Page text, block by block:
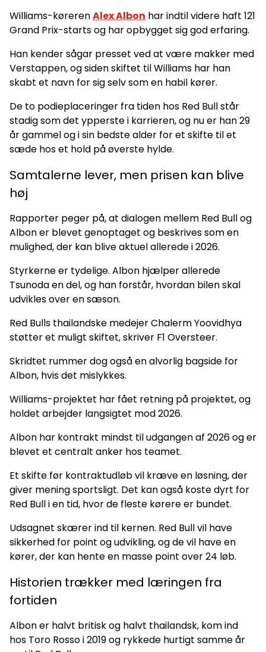
Williams-kørerenAlex Albon har indtil videre haft 121
Grand Prix-starts og har opbygget sig god erfaring.
Han kender sågar presset ved at være makker med
Verstappen, og siden skiftet til Williams har han
skabt et navn for sig selv som en habil kører.
De to podieplaceringer fra tiden hos Red Bull står
stadig som det ypperste i karrieren, og nu er han 29
år gammel og i sin bedste alder for et skifte til et
sæde hos et hold på øverste hylde.
Samtalerne lever, men prisen kan blive
høj
Rapporter peger på, at dialogen mellem Red Bull og
Albon er blevet genoptaget og beskrives som en
mulighed, der kan blive aktuel allerede i 2026.
Styrkerne er tydelige. Albon hjælper allerede
Tsunoda en del, og han forstår, hvordan bilen skal
udvikles over en sæson.
Red Bulls thailandske medejer Chalerm Yoovidhya
støtter et muligt skiftet, skriver F1 Oversteer.
Skridtet rummer dog også en alvorlig bagside for
Albon, hvis det mislykkes.
Williams-projektet har fået retning på projektet, og
holdet arbejder langsigtet mod 2026.
Albon har kontrakt mindst til udgangen af 2026 og er
blevet et centralt anker hos teamet.
Et skifte før kontraktudløb vil kræve en løsning, der
giver mening sportsligt. Det kan også koste dyrt for
Red Bull i en tid, hvor de fleste kørere er bundet.
Udsagnet skærer ind til kernen. Red Bull vil have
sikkerhed for point og udvikling, og de vil have en
kører, der kan hente en masse point over 24 løb.
Historien trækker med læringen fra
fortiden
Albon er halvt britisk og halvt thailandsk, kom ind
hos Toro Rosso i 2019 og rykkede hurtigt samme år